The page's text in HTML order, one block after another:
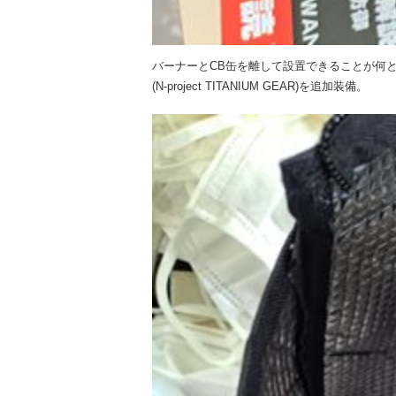
バーナーとCB缶を離して設置できることが何
(N-project TITANIUM GEAR)を追加装備。